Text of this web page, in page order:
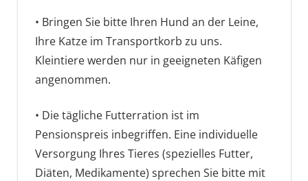
• Bringen Sie bitte Ihren Hund an der Leine,
Ihre Katze im Transportkorb zu uns.
Kleintiere werden nur in geeigneten Käfigen
angenommen.
• Die tägliche Futterration ist im
Pensionspreis inbegriffen. Eine individuelle
Versorgung Ihres Tieres (spezielles Futter,
Diäten, Medikamente) sprechen Sie bitte mit